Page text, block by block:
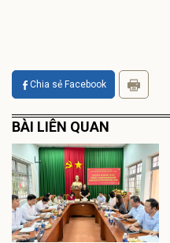
Chia sẻ Facebook
BÀI LIÊN QUAN